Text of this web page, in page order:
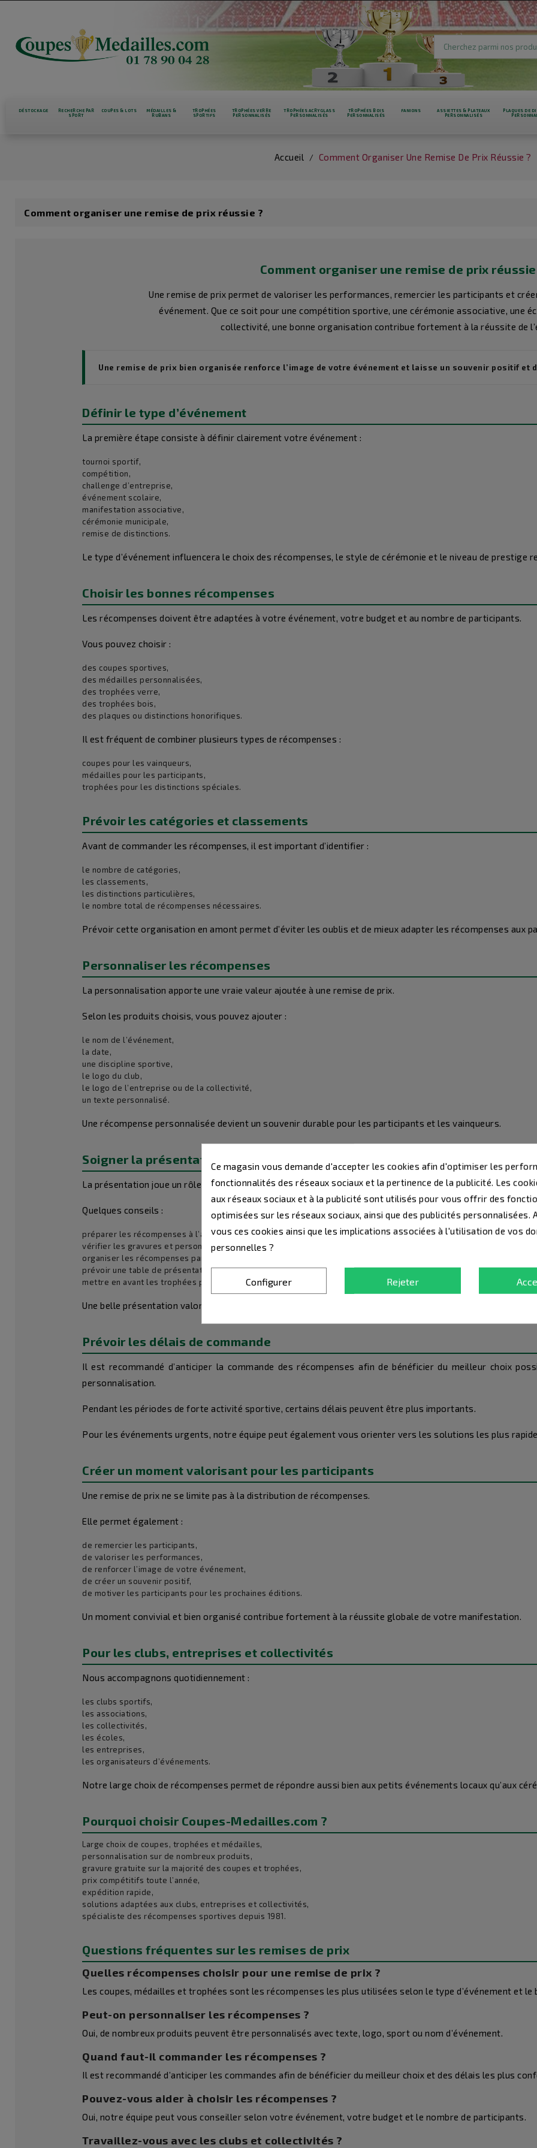
DÉSTOCKAGE
RECHERCHE PAR
SPORT
COUPES & LOTS
MÉDAILLES &
RUBANS
TROPHÉES
SPORTIFS
TROPHÉES VERRE
PERSONNALISÉS
TROPHÉES ACRYGLASS
PERSONNALISÉS
TROPHÉES BOIS
PERSONNALISÉS
FANIONS
ASSIETTES & PLATEAUX
PERSONNALISÉS
PLAQUES DE
Accueil Comment Organiser Une Remise De Prix Réussie ?
Comment organiser une remise de prix réussie ?
Comment organiser une remise de prix réussie
Une remise de prix permet de valoriser les performances, remercier les participants et
événement. Que ce soit pour une compétition sportive, une cérémonie associative, une
collectivité, une bonne organisation contribue fortement à la réussite de
Une remise de prix bien organisée renforce l’image de votre événement et laisse un souvenir positif et
Définir le type d’événement
La première étape consiste à définir clairement votre événement :
tournoi sportif,
compétition,
challenge d’entreprise,
événement scolaire,
manifestation associative,
cérémonie municipale,
remise de distinctions.
Le type d’événement influencera le choix des récompenses, le style de cérémonie et le niveau de prestige
Choisir les bonnes récompenses
Les récompenses doivent être adaptées à votre événement, votre budget et au nombre de participants.
Vous pouvez choisir :
des coupes sportives,
des médailles personnalisées,
des trophées verre,
des trophées bois,
des plaques ou distinctions honorifiques.
Il est fréquent de combiner plusieurs types de récompenses :
coupes pour les vainqueurs,
médailles pour les participants,
trophées pour les distinctions spéciales.
Prévoir les catégories et classements
Avant de commander les récompenses, il est important d’identifier :
le nombre de catégories,
les classements,
les distinctions particulières,
le nombre total de récompenses nécessaires.
Prévoir cette organisation en amont permet d’éviter les oublis et de mieux adapter les récompenses aux
Personnaliser les récompenses
La personnalisation apporte une vraie valeur ajoutée à une remise de prix.
Selon les produits choisis, vous pouvez ajouter :
le nom de l’événement,
la date,
une discipline sportive,
le logo du club,
le logo de l’entreprise ou de la collectivité,
un texte personnalisé.
Une récompense personnalisée devient un souvenir durable pour les participants et les vainqueurs.
Soigner la présentation des récompenses
La présentation joue un rôle important dans l’impact visuel de la cérémonie.
Quelques conseils :
préparer les récompenses à l’avance,
vérifier les gravures et personnalisations,
organiser les récompenses par catégorie,
prévoir une table de présentation propre et valorisante,
mettre en avant les trophées principaux.
Une belle présentation valorise davantage les récompenses et les participants.
Prévoir les délais de commande
Il est recommandé d’anticiper la commande des récompenses afin de bénéficier du meilleur choix
personnalisation.
Pendant les périodes de forte activité sportive, certains délais peuvent être plus importants.
Pour les événements urgents, notre équipe peut également vous orienter vers les solutions les plus
Créer un moment valorisant pour les participants
Une remise de prix ne se limite pas à la distribution de récompenses.
Elle permet également :
de remercier les participants,
de valoriser les performances,
de renforcer l’image de votre événement,
de créer un souvenir positif,
de motiver les participants pour les prochaines éditions.
Un moment convivial et bien organisé contribue fortement à la réussite globale de votre manifestation.
Pour les clubs, entreprises et collectivités
Nous accompagnons quotidiennement :
les clubs sportifs,
les associations,
les collectivités,
les écoles,
les entreprises,
les organisateurs d’événements.
Notre large choix de récompenses permet de répondre aussi bien aux petits événements locaux qu’aux
Pourquoi choisir Coupes-Medailles.com ?
Large choix de coupes, trophées et médailles,
personnalisation sur de nombreux produits,
gravure gratuite sur la majorité des coupes et trophées,
prix compétitifs toute l’année,
expédition rapide,
solutions adaptées aux clubs, entreprises et collectivités,
spécialiste des récompenses sportives depuis 1981.
Questions fréquentes sur les remises de prix
Quelles récompenses choisir pour une remise de prix ?
Les coupes, médailles et trophées sont les récompenses les plus utilisées selon le type d’événement et le
Peut-on personnaliser les récompenses ?
Oui, de nombreux produits peuvent être personnalisés avec texte, logo, sport ou nom d’événement.
Quand faut-il commander les récompenses ?
Il est recommandé d’anticiper les commandes afin de bénéficier du meilleur choix et des délais les plus
Pouvez-vous aider à choisir les récompenses ?
Oui, notre équipe peut vous conseiller selon votre événement, votre budget et le nombre de participants.
Travaillez-vous avec les clubs et collectivités ?
Ce magasin vous demande d'accepter les cookies afin d'optimiser les
fonctionnalités des réseaux sociaux et la pertinence de la publicité. Les
aux réseaux sociaux et à la publicité sont utilisés pour vous offrir des
optimisées sur les réseaux sociaux, ainsi que des publicités personnalisées.
vous ces cookies ainsi que les implications associées à l'utilisation de vos
personnelles ?
Configurer Rejeter